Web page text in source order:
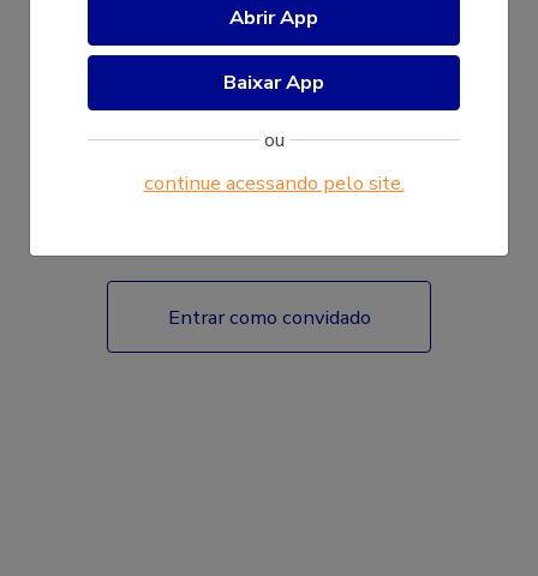
Entrar como convidado
Abrir App
Baixar App
ou
continue acessando pelo site.